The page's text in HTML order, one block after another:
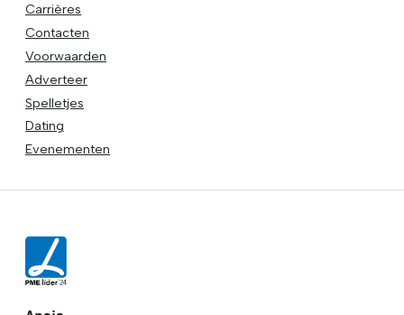
Carrières
Contacten
Voorwaarden
Adverteer
Spelletjes
Dating
Evenementen